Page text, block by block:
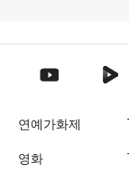
텐아시아 유튜브
텐아
연예가화제
영화